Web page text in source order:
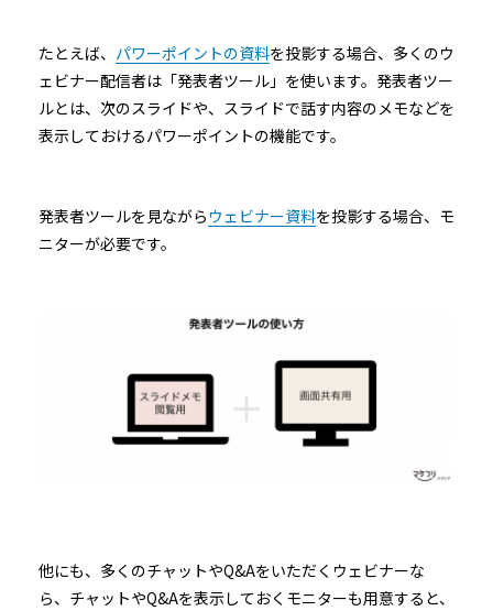
たとえば、 パワーポイントの資料を投影する場合、多くのウ
ェビナー配信者は「発表者ツール」を使います。発表者ツー
ルとは、次のスライドや、スライドで話す内容のメモなどを
表示しておけるパワーポイントの機能です。
発表者ツールを見ながら ウェビナー資料を投影する場合、モ
ニターが必要です。
他にも、多くのチャットやQ&Aをいただくウェビナーな
ら、チャットやQ&Aを表示しておくモニターも用意すると、